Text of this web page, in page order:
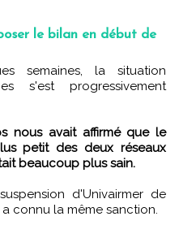
le bilan en début de
semaines, la situation
s'est progressivement
nous avait affirmé que le
petit des deux réseaux
beaucoup plus sain.
d'Univairmer de
connu la même sanction.